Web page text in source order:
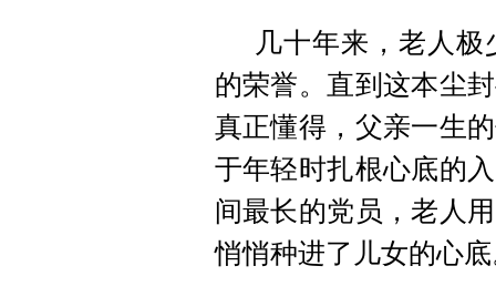
几十年来，老人
的荣誉。直到这本尘
真正懂得，父亲一生
于年轻时扎根心底的
间最长的党员，老人
悄悄种进了儿女的心